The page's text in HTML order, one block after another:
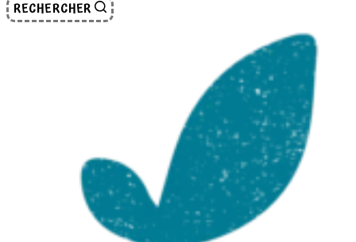
RECHERCHER